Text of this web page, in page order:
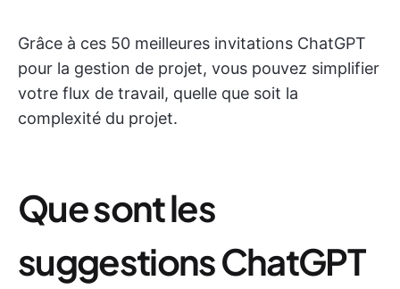
Grâce à ces 50 meilleures invitations ChatGPT
pour la gestion de projet, vous pouvez simplifier
votre flux de travail, quelle que soit la
complexité du projet.
Que sont les
suggestions ChatGPT